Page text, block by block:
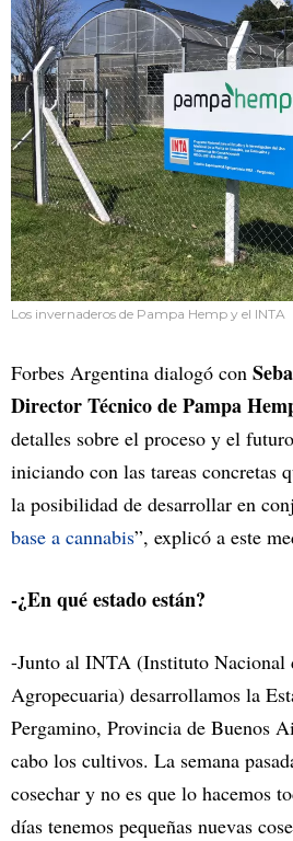
Los invernaderos de Pampa Hemp y el INTA
Forbes Argentina dialogó con
Director Técnico de Pampa
detalles sobre el proceso y el
iniciando con las tareas concretas
la posibilidad de desarrollar en
base a cannabis”, explicó a este
-¿En qué estado están?
-Junto al INTA (Instituto Nacional
Agropecuaria) desarrollamos la
Pergamino, Provincia de Buenos
cabo los cultivos. La semana
cosechar y no es que lo hacemos
días tenemos pequeñas nuevas